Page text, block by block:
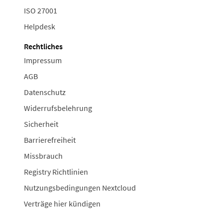
ISO 27001
Helpdesk
Rechtliches
Impressum
AGB
Datenschutz
Widerrufsbelehrung
Sicherheit
Barrierefreiheit
Missbrauch
Registry Richtlinien
Nutzungsbedingungen Nextcloud
Verträge hier kündigen